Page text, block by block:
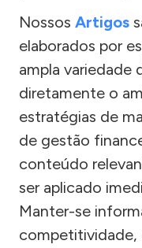
Nossos Artigos
elaborados por
ampla variedade
diretamente o
estratégias de
de gestão
conteúdo
ser aplicado
Manter-se
competitividade,